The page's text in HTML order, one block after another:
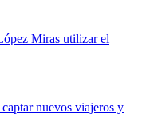
Miras utilizar el
nuevos viajeros y